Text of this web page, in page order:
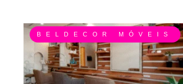
BELDECOR MÓVEIS